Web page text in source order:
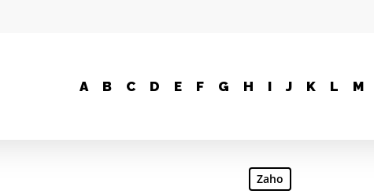
A B C D E F G H I J K L M
Zaho